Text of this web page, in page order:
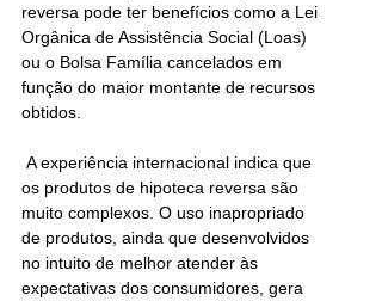
reversa pode ter benefícios como a Lei
Orgânica de Assistência Social (Loas)
ou o Bolsa Família cancelados em
função do maior montante de recursos
obtidos.
os produtos de hipoteca reversa são
muito complexos. O uso inapropriado
de produtos, ainda que desenvolvidos
no intuito de melhor atender às
expectativas dos consumidores, gera